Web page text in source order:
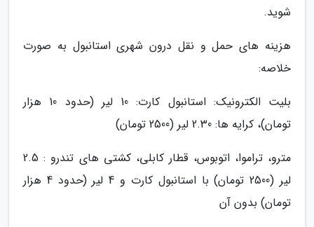
شوید.
هزینه های حمل و نقل درون شهری استانبول به صورت
خلاصه:
بلیت الکترونیک: استانبول کارت: 10 لیر (حدود 10 هزار
تومان)، کرایه ها: 2.30 لیر (2500 تومان)
مترو، تراموا، اتوبوس، قطار کابلی، کشتی های تندرو : 2.5
لیر (2500 تومان) با استانبول کارت و 4 لیر (حدود 4 هزار
تومان) بدون آن